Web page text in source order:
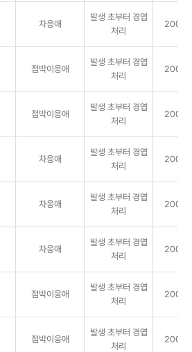
차응애
발생 초부터 경엽
처리
2000
점박이응애
발생 초부터 경엽
처리
2000
점박이응애
발생 초부터 경엽
처리
2000
차응애
발생 초부터 경엽
처리
2000
차응애
발생 초부터 경엽
처리
2000
차응애
발생 초부터 경엽
처리
2000
점박이응애
발생 초부터 경엽
처리
2000
점박이응애
발생 초부터 경엽
처리
2000